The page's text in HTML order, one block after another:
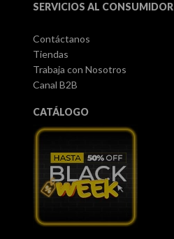
SERVICIOS AL CONSUMIDOR
Contáctanos
Tiendas
Trabaja con Nosotros
Canal B2B
CATÁLOGO